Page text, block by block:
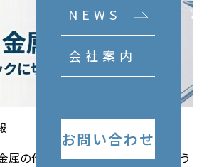
NEWS
会社案内
お問い合わせ
属の代わりになるのか？」——そう